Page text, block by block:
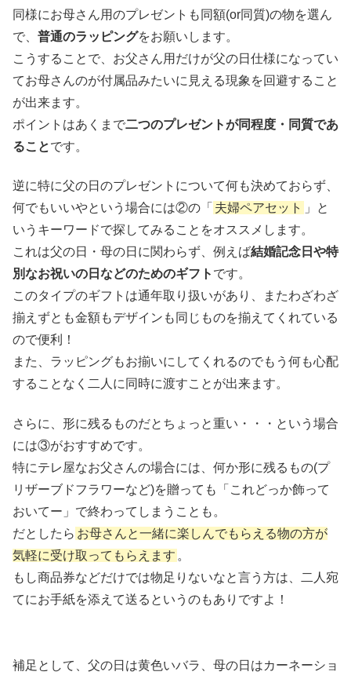
同様にお母さん用のプレゼントも同額(or同質)の物を選ん
で、 普通のラッピングをお願いします。
こうすることで、お父さん用だけが父の日仕様になってい
てお母さんのが付属品みたいに見える現象を回避すること
が出来ます。
ポイントはあくまで二つのプレゼントが同程度・同質であ
ることです。
逆に特に父の日のプレゼントについて何も決めておらず、
何でもいいやという場合には②の「 夫婦ペアセット
」と
いうキーワードで探してみることをオススメします。
これは父の日・母の日に関わらず、例えば結婚記念日や特
別なお祝いの日などのためのギフト です。
このタイプのギフトは通年取り扱いがあり、またわざわざ
揃えずとも金額もデザインも同じものを揃えてくれている
ので便利！
また、ラッピングもお揃いにしてくれるのでもう何も心配
することなく二人に同時に渡すことが出来ます。
さらに、形に残るものだとちょっと重い・・・という場合
には③がおすすめです。
特にテレ屋なお父さんの場合には、何か形に残るもの(プ
リザーブドフラワーなど)を贈っても「これどっか飾って
おいてー」で終わってしまうことも。
だとしたら お母さんと一緒に楽しんでもらえる物の方が
気軽に受け取ってもらえます 。
もし商品券などだけでは物足りないなと言う方は、二人宛
てにお手紙を添えて送るというのもありですよ！
補足として、父の日は黄色いバラ、母の日はカーネーショ